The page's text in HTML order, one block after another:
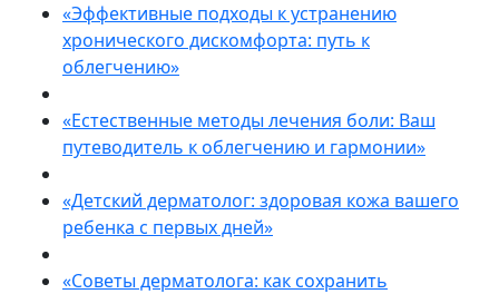
«Эффективные подходы к устранению
хронического дискомфорта: путь к
облегчению»
«Естественные методы лечения боли: Ваш
путеводитель к облегчению и гармонии»
«Детский дерматолог: здоровая кожа вашего
ребенка с первых дней»
«Советы дерматолога: как сохранить